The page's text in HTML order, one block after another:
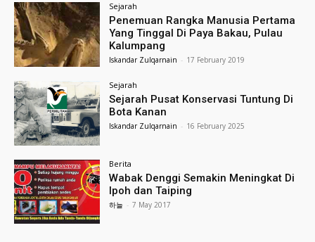
Sejarah
Penemuan Rangka Manusia Pertama
Yang Tinggal Di Paya Bakau, Pulau
Kalumpang
Iskandar Zulqarnain - 17 February 2019
Sejarah
Sejarah Pusat Konservasi Tuntung Di
Bota Kanan
Iskandar Zulqarnain - 16 February 2025
Berita
Wabak Denggi Semakin Meningkat Di
Ipoh dan Taiping
하늘 - 7 May 2017